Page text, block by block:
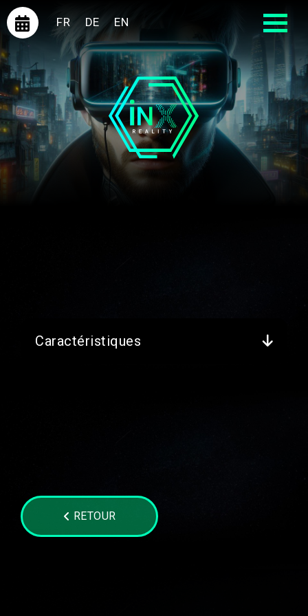
FR DE EN
Caractéristiques
RETOUR